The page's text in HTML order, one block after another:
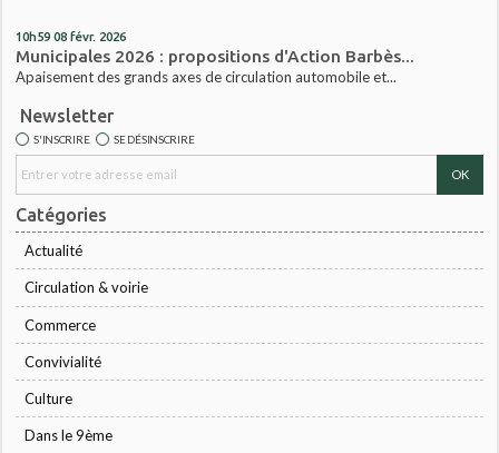
10h59 08 févr. 2026
Municipales 2026 : propositions d'Action Barbès...
Apaisement des grands axes de circulation automobile et...
Newsletter
S'INSCRIRE SE DÉSINSCRIRE
Catégories
Actualité
Circulation & voirie
Commerce
Convivialité
Culture
Dans le 9ème